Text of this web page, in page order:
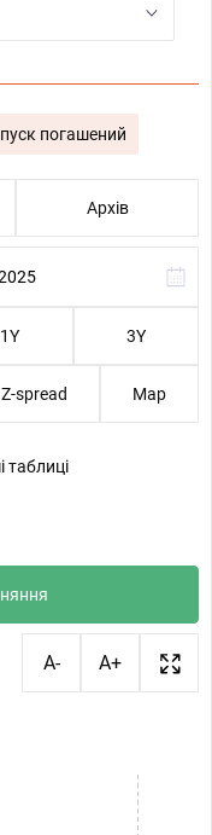
погашений
Архів
1Y 3Y
Z-spread Map
таблиці
A- A+